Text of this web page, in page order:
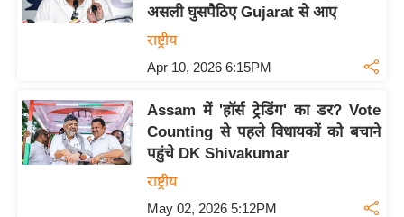
असली घुसपैठिए Gujarat से आए
राष्ट्रीय
Apr 10, 2026 6:15PM
Assam में 'हॉर्स ट्रेडिंग' का डर? Vote
Counting से पहले विधायकों को बचाने
पहुंचे DK Shivakumar
राष्ट्रीय
May 02, 2026 5:12PM